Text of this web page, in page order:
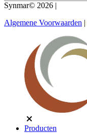
Synmar© 2026 |
Algemene Voorwaarden |
Producten